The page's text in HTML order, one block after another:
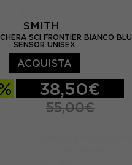
SMITH
SCI FRONTIER BIANCO BLU
SENSOR UNISEX
ACQUISTA
38,50€
55,00€